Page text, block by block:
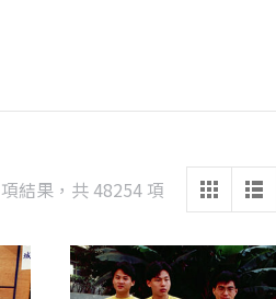
結果，共 48254 項 Sorted
latest